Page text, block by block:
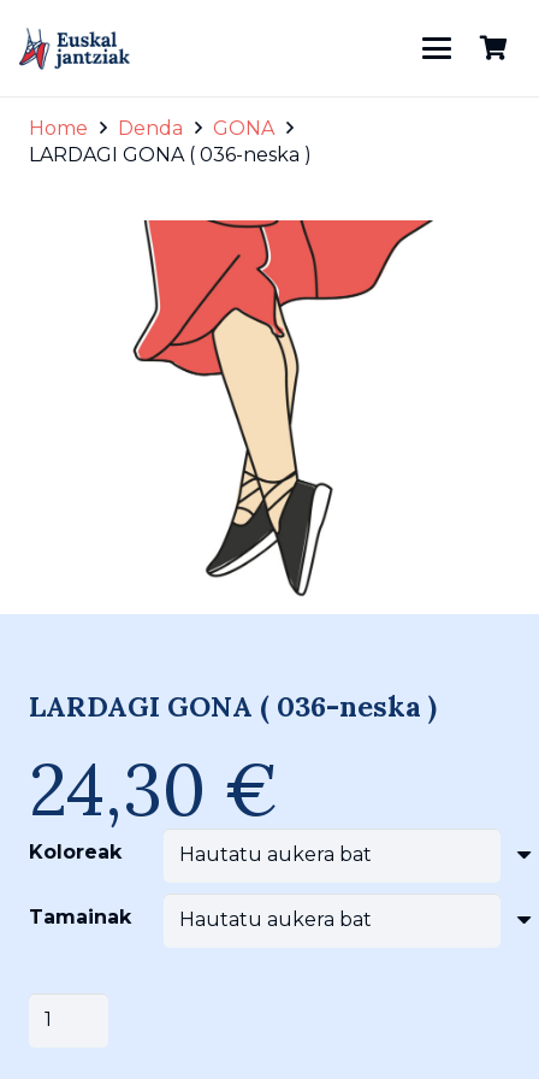
Home Denda
GONA
LARDAGI GONA ( 036-neska )
LARDAGI GONA ( 036-neska )
24,30 €
Koloreak
Tamainak